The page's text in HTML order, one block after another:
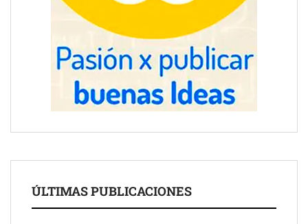
ÚLTIMAS PUBLICACIONES